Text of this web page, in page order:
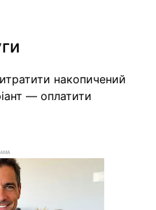
накопичений
— оплатити